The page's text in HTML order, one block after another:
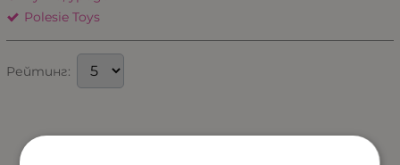
Polesie Toys
Рейтинг: